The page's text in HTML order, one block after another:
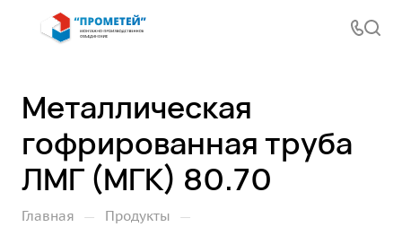
Металлическая
гофрированная труба
ЛМГ (МГК) 80.70
Главная — Продукты —